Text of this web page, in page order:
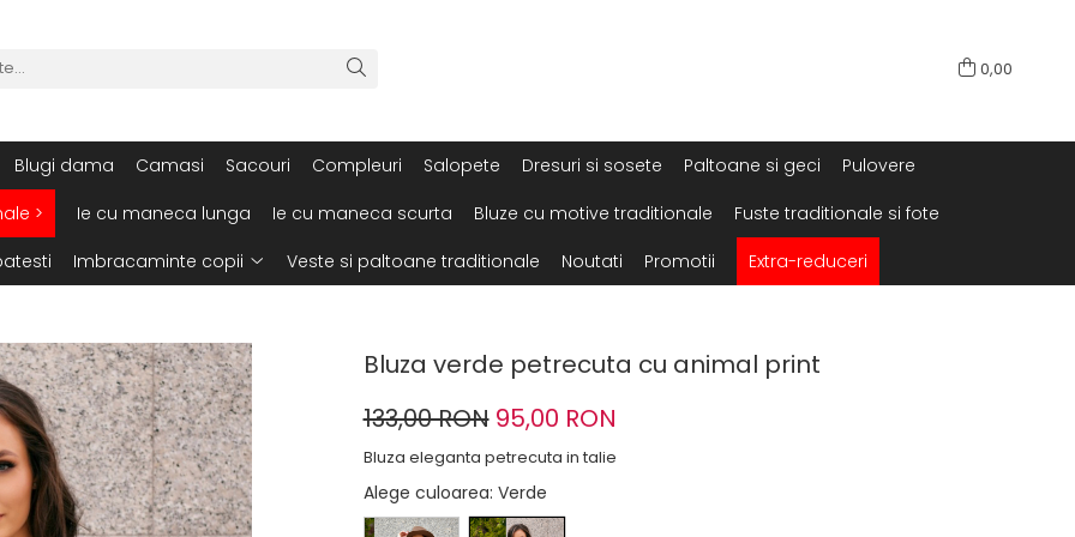
0,00
Blugi dama Camasi Sacouri Compleuri Salopete Dresuri si sosete Paltoane si geci
Pulovere
> Ie cu maneca lunga Ie cu maneca scurta Bluze cu motive traditionale
Fuste traditionale si fote
Imbracaminte copii Veste si paltoane traditionale Noutati Promotii Extra-reduceri
Bluza verde petrecuta cu animal print
133,00 RON 95,00 RON
Bluza eleganta petrecuta in talie
Alege culoarea: Verde